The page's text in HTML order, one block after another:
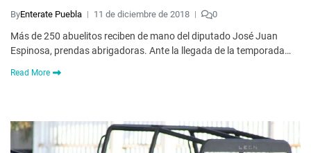
ByEnterate Puebla 11 de diciembre de 2018 0
Más de 250 abuelitos reciben de mano del diputado José Juan
Espinosa, prendas abrigadoras. Ante la llegada de la temporada…
Read More